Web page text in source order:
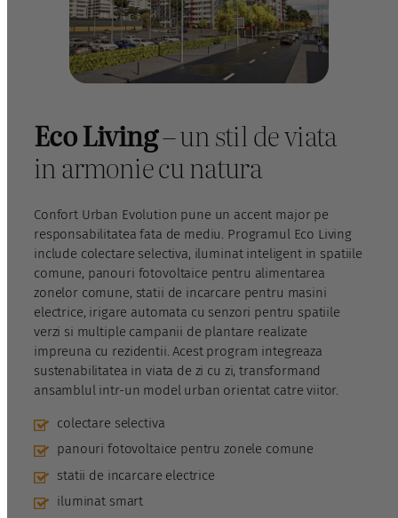
Eco Living– un stil de viata
in armonie cu natura
Confort Urban Evolution pune un accent major pe
responsabilitatea fata de mediu. Programul Eco Living
include colectare selectiva, iluminat inteligent in spatiile
comune, panouri fotovoltaice pentru alimentarea
zonelor comune, statii de incarcare pentru masini
electrice, irigare automata cu senzori pentru spatiile
verzi si multiple campanii de plantare realizate
impreuna cu rezidentii. Acest program integreaza
sustenabilitatea in viata de zi cu zi, transformand
ansamblul intr-un model urban orientat catre viitor.
colectare selectiva
panouri fotovoltaice pentru zonele comune
statii de incarcare electrice
iluminat smart